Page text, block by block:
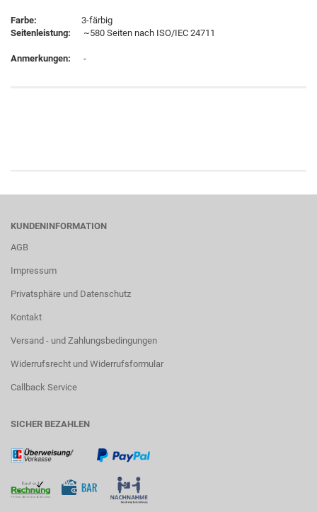
Farbe:
3-färbig
Seitenleistung: ~580 Seiten nach ISO/IEC 24711
Anmerkungen: -
KUNDENINFORMATION
AGB
Impressum
Privatsphäre und Datenschutz
Kontakt
Versand - und Zahlungsbedingungen
Widerrufsrecht und Widerrufsformular
Callback Service
SICHER BEZAHLEN